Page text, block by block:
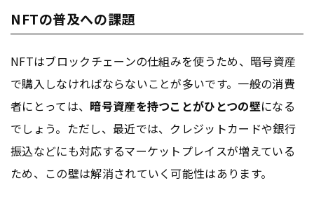
NFTの普及への課題
NFTはブロックチェーンの仕組みを使うため、暗号資産
で購入しなければならないことが多いです。一般の消費
者にとっては、 暗号資産を持つことがひとつの壁になる
でしょう。ただし、最近では、クレジットカードや銀行
振込などにも対応するマーケットプレイスが増えている
ため、この壁は解消されていく可能性はあります。